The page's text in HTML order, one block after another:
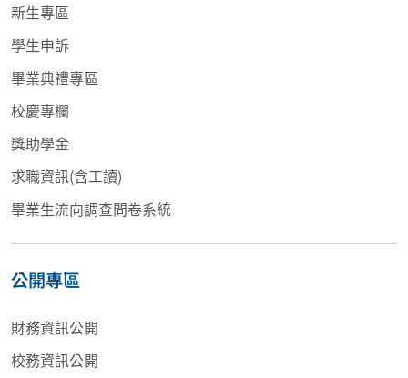
新生專區
學生申訴
畢業典禮專區
校慶專欄
獎助學金
求職資訊(含工讀)
畢業生流向調查問卷系統
公開專區
財務資訊公開
校務資訊公開